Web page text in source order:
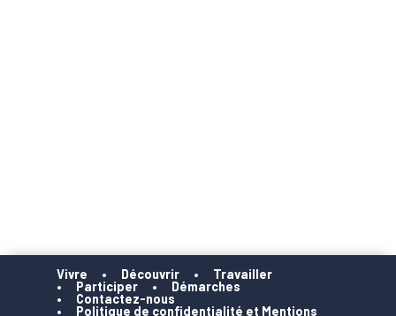
Vivre Découvrir
Travailler
Participer
Démarches
Contactez-nous
Politique de confidentialité et Mentions